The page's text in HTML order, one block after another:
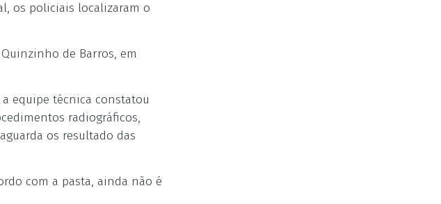
os policiais localizaram o
de Barros, em
equipe técnica constatou
radiográficos,
os resultado das
com a pasta, ainda não é